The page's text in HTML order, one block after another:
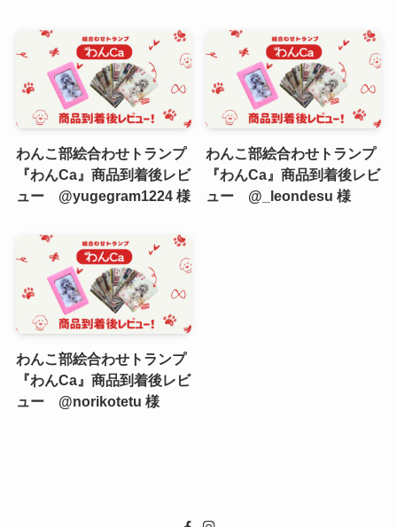
わんこ部絵合わせトランプ
『わんCa』商品到着後レビ
ュー @yugegram1224 様
わんこ部絵合わせトランプ
『わんCa』商品到着後レビ
ュー @_leondesu 様
わんこ部絵合わせトランプ
『わんCa』商品到着後レビ
ュー @norikotetu 様